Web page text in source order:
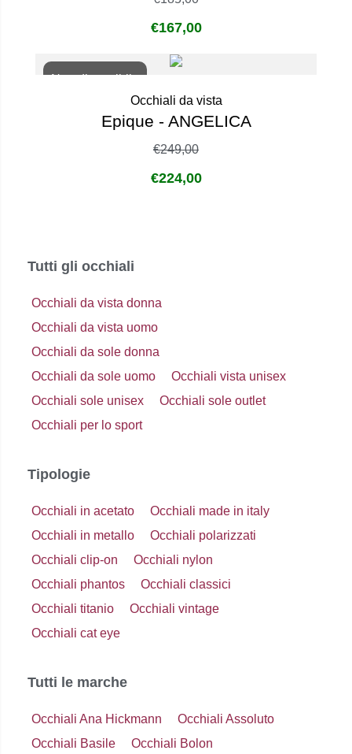
€167,00
Non disponibile
Occhiali da vista
Epique - ANGELICA
€249,00
€224,00
Tutti gli occhiali
Occhiali da vista donna
Occhiali da vista uomo
Occhiali da sole donna
Occhiali da sole uomo
Occhiali vista unisex
Occhiali sole unisex
Occhiali sole outlet
Occhiali per lo sport
Tipologie
Occhiali in acetato
Occhiali made in italy
Occhiali in metallo
Occhiali polarizzati
Occhiali clip-on
Occhiali nylon
Occhiali phantos
Occhiali classici
Occhiali titanio
Occhiali vintage
Occhiali cat eye
Tutti le marche
Occhiali Ana Hickmann
Occhiali Assoluto
Occhiali Basile
Occhiali Bolon